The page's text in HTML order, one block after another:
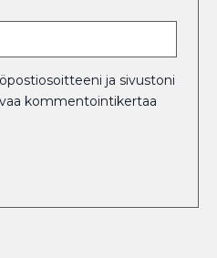
ja sivustoni
kommentointikertaa